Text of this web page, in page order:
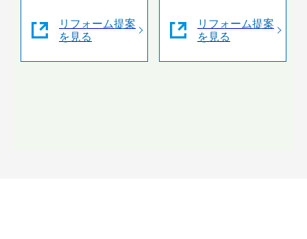
リフォーム提案
を見る
リフォーム提案
を見る